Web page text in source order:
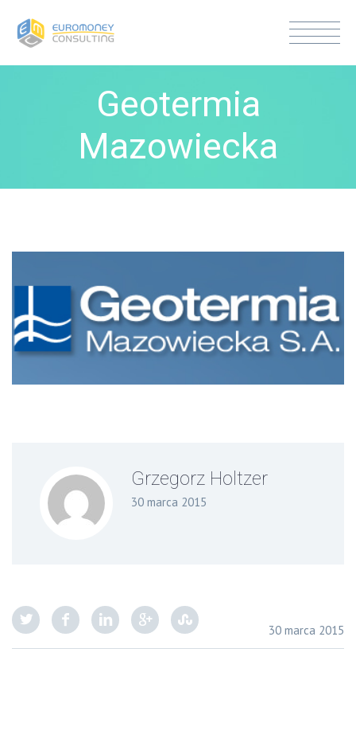
Geotermia
Mazowiecka
Grzegorz Holtzer
30 marca 2015
30 marca 2015